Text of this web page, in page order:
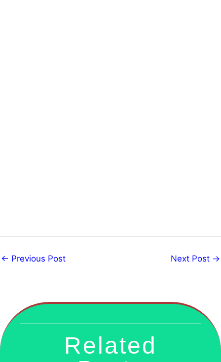
← Previous Post Next Post →
Related